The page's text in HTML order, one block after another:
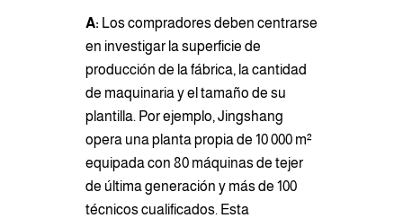
A: Los compradores deben centrarse
en investigar la superficie de
producción de la fábrica, la cantidad
de maquinaria y el tamaño de su
plantilla. Por ejemplo, Jingshang
opera una planta propia de 10 000 m²
equipada con 80 máquinas de tejer
de última generación y más de 100
técnicos cualificados. Esta